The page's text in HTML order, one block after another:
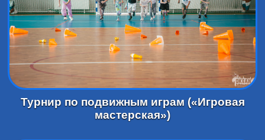
Турнир по подвижным играм («Игровая
мастерская»)